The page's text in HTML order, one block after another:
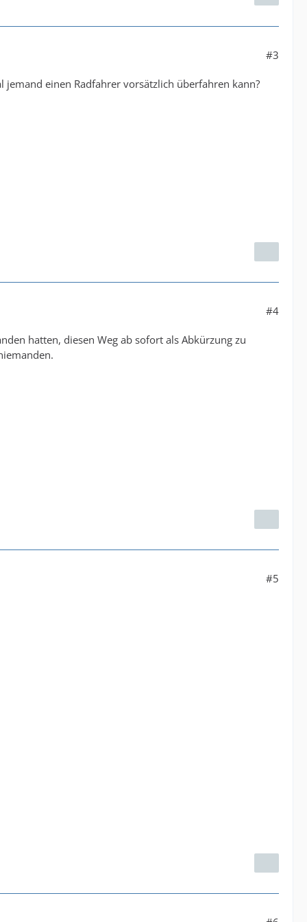
#3
einen Radfahrer vorsätzlich überfahren kann?
#4
hatten, diesen Weg ab sofort als Abkürzung zu
#5